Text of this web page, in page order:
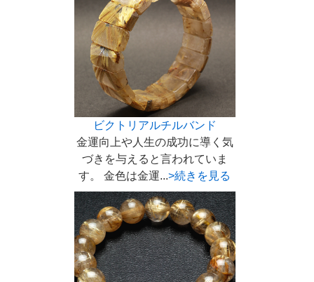
ビクトリアルチルバンド
金運向上や人生の成功に導く気
づきを与えると言われていま
す。 金色は金運...>続きを見る